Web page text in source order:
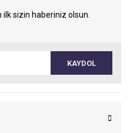
ilk sizin haberiniz olsun.
KAYDOL